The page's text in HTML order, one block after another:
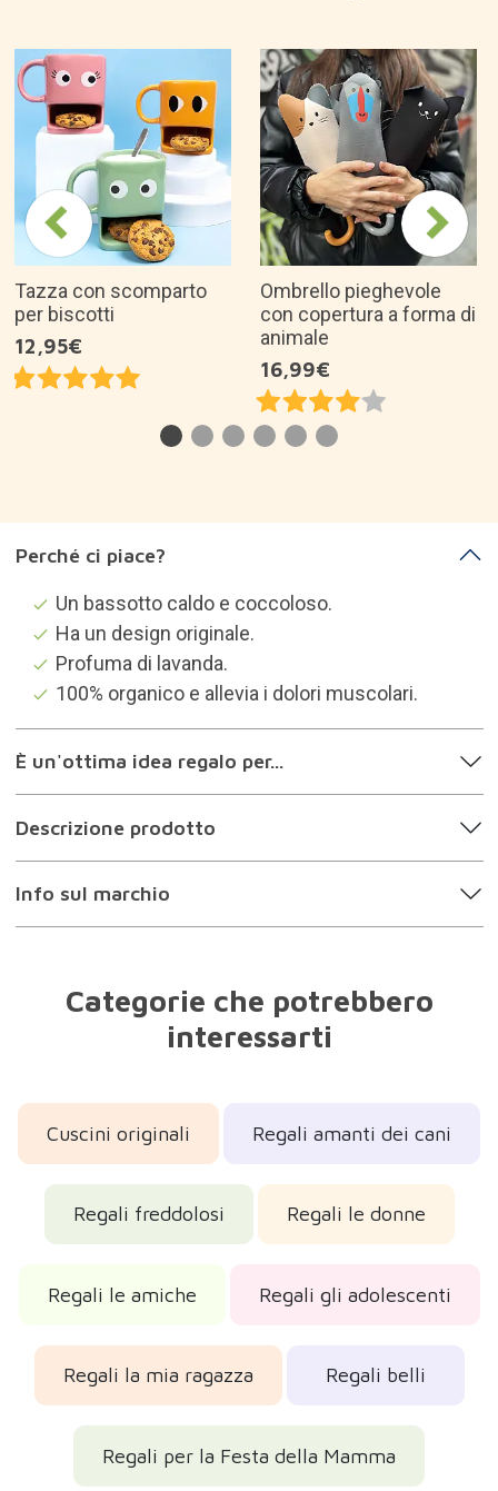
Tazza con scomparto
per biscotti
12,95€
Ombrello pieghevole
con copertura a forma di
animale
16,99€
Perché ci piace?
Un bassotto caldo e coccoloso.
Ha un design originale.
Profuma di lavanda.
100% organico e allevia i dolori muscolari.
È un'ottima idea regalo per...
Descrizione prodotto
Info sul marchio
Categorie che potrebbero
interessarti
Cuscini originali Regali amanti dei cani
Regali freddolosi Regali le donne
Regali le amiche Regali gli adolescenti
Regali la mia ragazza Regali belli
Regali per la Festa della Mamma